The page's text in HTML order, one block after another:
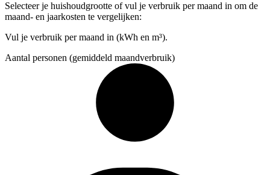
Selecteer je huishoudgrootte of vul je verbruik per maand in om de
maand- en jaarkosten te vergelijken:
Vul je verbruik per maand in (kWh en m³).
Aantal personen (gemiddeld maandverbruik)